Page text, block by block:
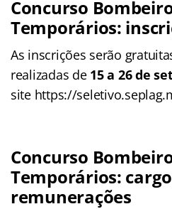
Concurso
Temporários:
As inscrições serão
realizadas de 15 a 26 de
site https://
Concurso
Temporários:
remunerações